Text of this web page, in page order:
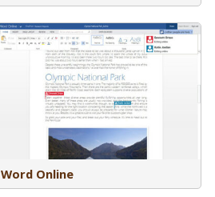
Word Online
Met Voicerecorder kan je geluid
opnemen en bewerken.